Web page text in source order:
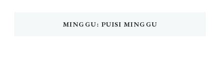
MINGGU: PUISI MINGGU